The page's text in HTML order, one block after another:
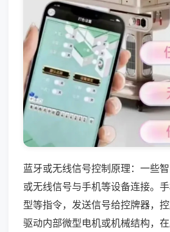
蓝牙或无线信号控制原理：一些
或无线信号与手机等设备连接。
型等指令，发送信号给控牌器，
驱动内部微型电机或机械结构，